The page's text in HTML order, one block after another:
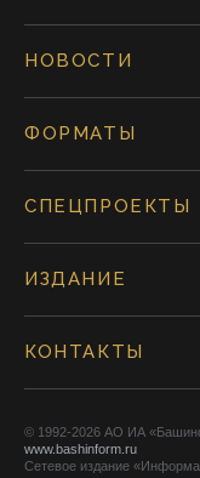
НОВОСТИ
ФОРМАТЫ
СПЕЦПРОЕКТЫ
ИЗДАНИЕ
КОНТАКТЫ
© 1992-2026 АО ИА
www.bashinform.ru
Сетевое издание